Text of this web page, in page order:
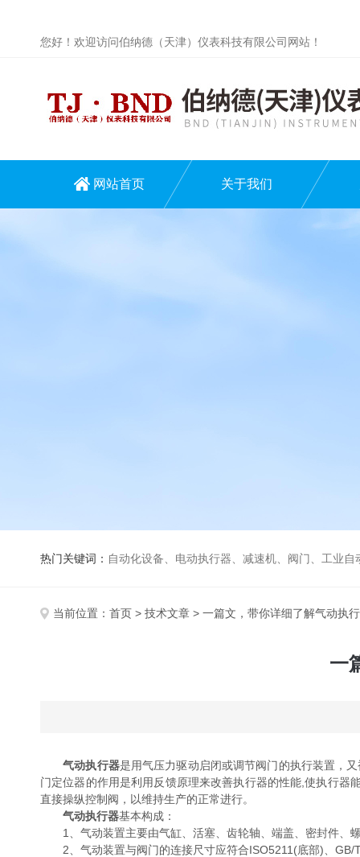
您好！欢迎访问伯纳德（天津）仪表科技有限公司网站！
网站首页 关于我们
热门关键词： 自动化设备、电动执行器、减速机、阀门、工业自
当前位置： 首页 > 技术文章 > 一篇文，带你详细了解气动执
一
气动执行器是用气压力驱动启闭或调节阀门的执行装置，
门定位器的作用是利用反馈原理来改善执行器的性能,使执行
直接操纵控制阀，以维持生产的正常进行。
气动执行器基本构成：
1、气动装置主要由气缸、活塞、齿轮轴、端盖、密封件、
2、气动装置与阀门的连接尺寸应符合ISO5211(底部)、GB/